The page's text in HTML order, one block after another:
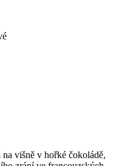
višně v hořké čokoládě,